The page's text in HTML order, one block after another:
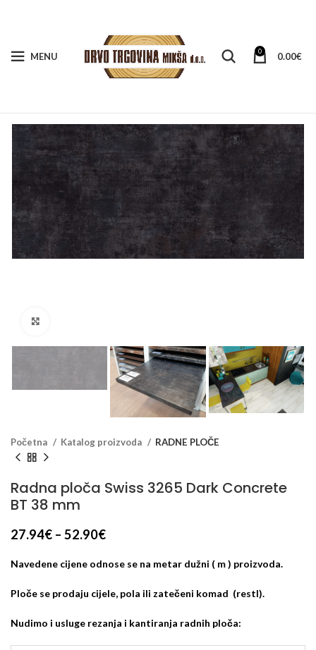
MENU 0 0.00€
Početna Katalog proizvoda RADNE PLOČE
Radna ploča Swiss 3265 Dark Concrete
BT 38 mm
27.94€ – 52.90€
Navedene cijene odnose se na metar dužni ( m ) proizvoda.
Ploče se prodaju cijele, pola ili zatečeni komad (restl).
Nudimo i usluge rezanja i kantiranja radnih ploča: